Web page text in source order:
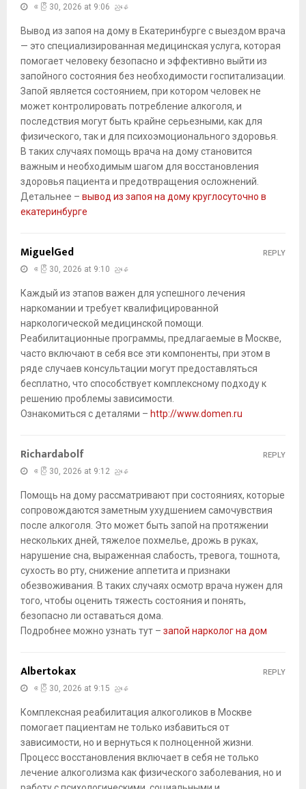
ဧပြီ 30, 2026 at 9:06 ညနေ
Вывод из запоя на дому в Екатеринбурге с выездом врача
— это специализированная медицинская услуга, которая
помогает человеку безопасно и эффективно выйти из
запойного состояния без необходимости госпитализации.
Запой является состоянием, при котором человек не
может контролировать потребление алкоголя, и
последствия могут быть крайне серьезными, как для
физического, так и для психоэмоционального здоровья.
В таких случаях помощь врача на дому становится
важным и необходимым шагом для восстановления
здоровья пациента и предотвращения осложнений.
Детальнее – вывод из запоя на дому круглосуточно в
екатеринбурге
MiguelGed
ဧပြီ 30, 2026 at 9:10 ညနေ
Каждый из этапов важен для успешного лечения
наркомании и требует квалифицированной
наркологической медицинской помощи.
Реабилитационные программы, предлагаемые в Москве,
часто включают в себя все эти компоненты, при этом в
ряде случаев консультации могут предоставляться
бесплатно, что способствует комплексному подходу к
решению проблемы зависимости.
Ознакомиться с деталями – http://www.domen.ru
REPLY
Richardabolf
ဧပြီ 30, 2026 at 9:12 ညနေ
Помощь на дому рассматривают при состояниях, которые
сопровождаются заметным ухудшением самочувствия
после алкоголя. Это может быть запой на протяжении
нескольких дней, тяжелое похмелье, дрожь в руках,
нарушение сна, выраженная слабость, тревога, тошнота,
сухость во рту, снижение аппетита и признаки
обезвоживания. В таких случаях осмотр врача нужен для
того, чтобы оценить тяжесть состояния и понять,
безопасно ли оставаться дома.
Подробнее можно узнать тут – запой нарколог на дом
REPLY
Albertokax
ဧပြီ 30, 2026 at 9:15 ညနေ
Комплексная реабилитация алкоголиков в Москве
помогает пациентам не только избавиться от
зависимости, но и вернуться к полноценной жизни.
Процесс восстановления включает в себя не только
лечение алкоголизма как физического заболевания, но и
REPLY